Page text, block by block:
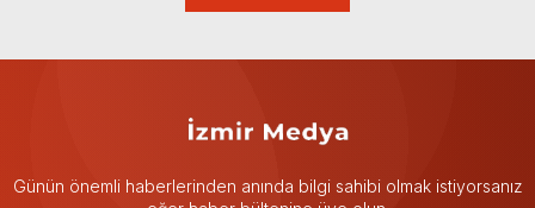
Günün önemli haberlerinden anında bilgi sahibi olmak istiyorsanız